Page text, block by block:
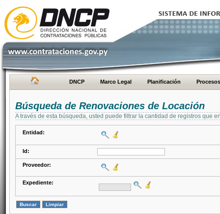
DNCP Marco Legal Planificación Procesos
Búsqueda de Renovaciones de Locación
A través de esta búsqueda, usted puede filtrar la cantidad de registros que
Entidad:
Id:
Proveedor:
Expediente: